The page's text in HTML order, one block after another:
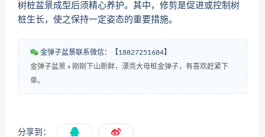
树桩盆景成型后须精心养护。其中，修剪是促进或控制树
桩生长，使之保持一定姿态的重要措施。
金弹子盆景联系微信：【18827251684】
金弹子盆景 » 刚刚下山新鲜，漂亮大母桩金弹子，有喜欢赶紧下
单。
分享到：